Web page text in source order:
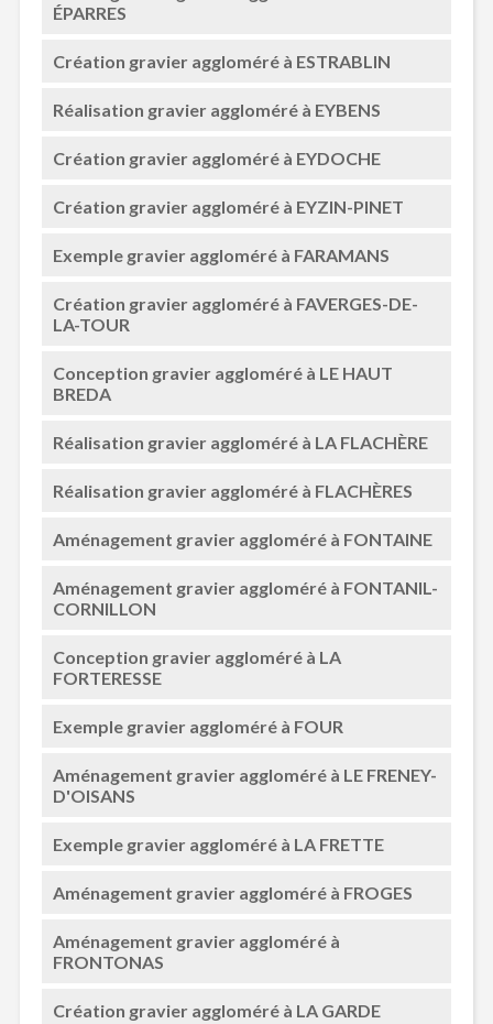
ÉPARRES
Création gravier aggloméré à ESTRABLIN
Réalisation gravier aggloméré à EYBENS
Création gravier aggloméré à EYDOCHE
Création gravier aggloméré à EYZIN-PINET
Exemple gravier aggloméré à FARAMANS
Création gravier aggloméré à FAVERGES-DE-
LA-TOUR
Conception gravier aggloméré à LE HAUT
BREDA
Réalisation gravier aggloméré à LA FLACHÈRE
Réalisation gravier aggloméré à FLACHÈRES
Aménagement gravier aggloméré à FONTAINE
Aménagement gravier aggloméré à FONTANIL-
CORNILLON
Conception gravier aggloméré à LA
FORTERESSE
Exemple gravier aggloméré à FOUR
Aménagement gravier aggloméré à LE FRENEY-
D'OISANS
Exemple gravier aggloméré à LA FRETTE
Aménagement gravier aggloméré à FROGES
Aménagement gravier aggloméré à
FRONTONAS
Création gravier aggloméré à LA GARDE